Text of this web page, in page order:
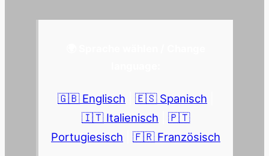
🇬🇧 Englisch 🇪🇸 Spanisch
🇮🇹 Italienisch
🇵🇹
Portugiesisch
🇫🇷 Französisch